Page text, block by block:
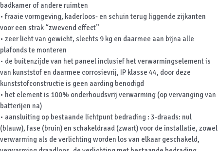
badkamer of andere ruimten
• fraaie vormgeving, kaderloos- en schuin terug liggende zijkanten
voor een strak “zwevend effect”
• zeer licht van gewicht, slechts 9 kg en daarmee aan bijna alle
plafonds te monteren
• de buitenzijde van het paneel inclusief het verwarmingselement is
van kunststof en daarmee corrosievrij, IP klasse 44, door deze
kunststofconstructie is geen aarding benodigd
• het element is 100% onderhoudsvrij verwarming (op vervanging van
batterijen na)
• aansluiting op bestaande lichtpunt bedrading : 3-draads: nul
(blauw), fase (bruin) en schakeldraad (zwart) voor de installatie, zowel
verwarming als de verlichting worden los van elkaar geschakeld,